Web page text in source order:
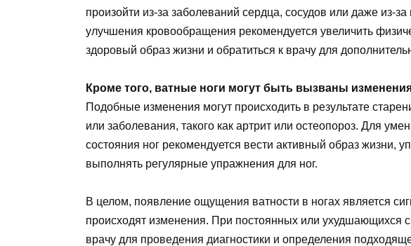
произойти из-за заболеваний сердца, сосудов или даже из-
улучшения кровообращения рекомендуется увеличить
здоровый образ жизни и обратиться к врачу для
Кроме того, ватные ноги могут быть вызваны
Подобные изменения могут происходить в результате
или заболевания, такого как артрит или остеопороз. Для
состояния ног рекомендуется вести активный образ жизни,
выполнять регулярные упражнения для ног.
В целом, появление ощущения ватности в ногах является
происходят изменения. При постоянных или ухудшающихся
врачу для проведения диагностики и определения